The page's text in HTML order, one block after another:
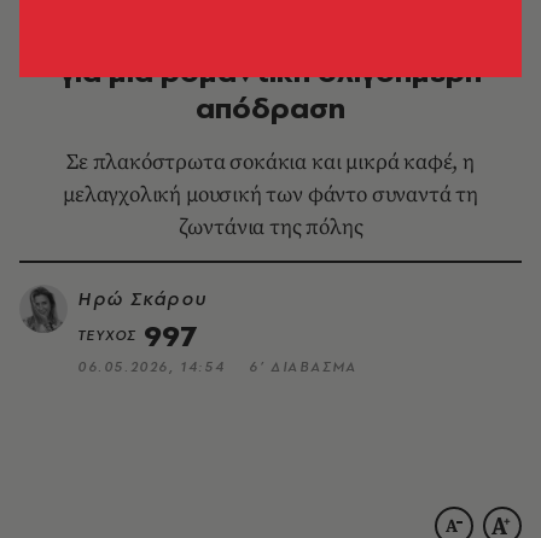
για μια ρομαντική ολιγοήμερη
απόδραση
Σε πλακόστρωτα σοκάκια και μικρά καφέ, η
μελαγχολική μουσική των φάντο συναντά τη
ζωντάνια της πόλης
Ηρώ Σκάρου
ΤΕΥΧΟΣ 997
06.05.2026, 14:54 6’ ΔΙΑΒΑΣΜΑ